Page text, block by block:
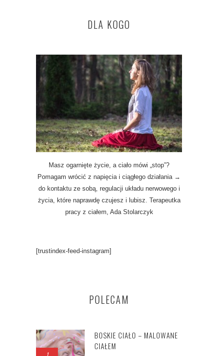
DLA KOGO
Masz ogarnięte życie, a ciało mówi „stop”?
Pomagam wrócić z napięcia i ciągłego działania →
do kontaktu ze sobą, regulacji układu nerwowego i
życia, które naprawdę czujesz i lubisz. Terapeutka
pracy z ciałem, Ada Stolarczyk
[trustindex-feed-instagram]
POLECAM
BOSKIE CIAŁO – MALOWANE
CIAŁEM